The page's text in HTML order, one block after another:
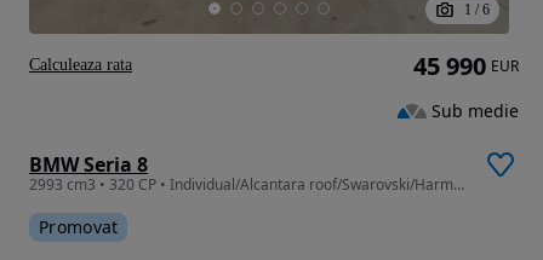
1 / 6
BMW Seria 8
2993 cm3 • 320 CP • Individual/Alcantara roof/Swarovski/Harman/Head up/0 daune
Promovat
45 990 EUR
Sub medie
Calculeaza rata